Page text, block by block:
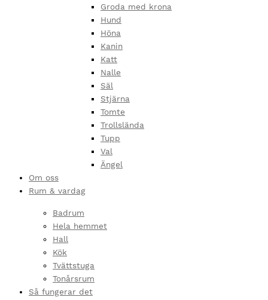
Groda med krona
Hund
Höna
Kanin
Katt
Nalle
Säl
Stjärna
Tomte
Trollslända
Tupp
Val
Ängel
Om oss
Rum & vardag
Badrum
Hela hemmet
Hall
Kök
Tvättstuga
Tonårsrum
Så fungerar det